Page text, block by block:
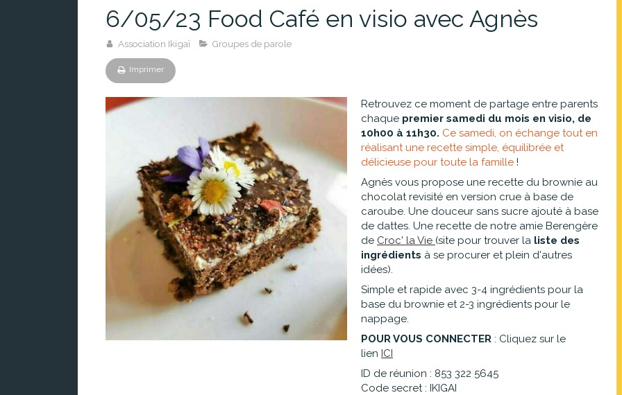
6/05/23 Food Café en visio avec Agnès
Association Ikigaï Groupes de parole
Imprimer
Retrouvez ce moment de partage entre parents
chaque premier samedi du mois en visio, de
10h00 à 11h30. Ce samedi, on échange tout en
réalisant une recette simple, équilibrée et
délicieuse pour toute la famille !
Agnès vous propose une recette du brownie au
chocolat revisité en version crue à base de
caroube. Une douceur sans sucre ajouté à base
de dattes. Une recette de notre amie Berengère
de Croc' la Vie (site pour trouver la liste des
ingrédients à se procurer et plein d'autres
idées).
Simple et rapide avec 3-4 ingrédients pour la
base du brownie et 2-3 ingrédients pour le
nappage.
POUR VOUS CONNECTER : Cliquez sur le
lien ICI
ID de réunion : 853 322 5645
Code secret : IKIGAI